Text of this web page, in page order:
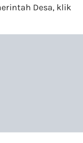
Desa, klik